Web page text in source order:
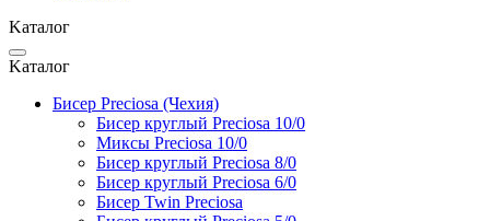
Kаталог
Kаталог
Бисер Preciosa (Чехия)
Бисер круглый Preciosa 10/0
Миксы Preciosa 10/0
Бисер круглый Preciosa 8/0
Бисер круглый Preciosa 6/0
Бисер Twin Preciosa